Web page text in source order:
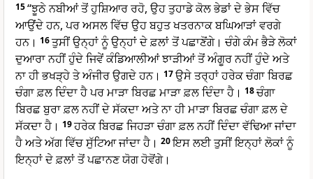
15“ਝੂਠੇ ਨਬੀਆਂ ਤੋਂ ਹੁਸ਼ਿਆਰ ਰਹੋ, ਉਹ ਤੁਹਾਡੇ ਕੋਲ ਭੇਡਾਂ ਦੇ ਭੇਸ ਵਿੱਚ
ਆਉਂਦੇ ਹਨ, ਪਰ ਅਸਲ ਵਿੱਚ ਉਹ ਬਹੁਤ ਖਤਰਨਾਕ ਬਘਿਆੜਾਂ ਵਰਗੇ
ਹਨ। 16ਤੁਸੀਂ ਉਨ੍ਹਾਂ ਨੂੰ ਉਨ੍ਹਾਂ ਦੇ ਫ਼ਲਾਂ ਤੋਂ ਪਛਾਣੋਂਗੇ। ਚੰਗੇ ਕੰਮ ਭੈੜੇ ਲੋਕਾਂ
ਦੁਆਰਾ ਨਹੀਂ ਹੁੰਦੇ ਜਿਵੇਂ ਕੰਡਿਆਲੀਆਂ ਝਾੜੀਆਂ ਤੋਂ ਅੰਗੂਰ ਨਹੀਂ ਹੁੰਦੇ ਅਤੇ
ਨਾ ਹੀ ਭਖੜ੍ਹੇ ਤੇ ਅੰਜੀਰ ਉਗਦੇ ਹਨ। 17ਉਸੇ ਤਰ੍ਹਾਂ ਹਰੇਕ ਚੰਗਾ ਬਿਰਛ
ਚੰਗਾ ਫ਼ਲ ਦਿੰਦਾ ਹੈ ਪਰ ਮਾੜਾ ਬਿਰਛ ਮਾੜਾ ਫ਼ਲ ਦਿੰਦਾ ਹੈ। 18ਚੰਗਾ
ਬਿਰਛ ਬੁਰਾ ਫ਼ਲ ਨਹੀਂ ਦੇ ਸੱਕਦਾ ਅਤੇ ਨਾ ਹੀ ਮਾੜਾ ਬਿਰਛ ਚੰਗਾ ਫ਼ਲ ਦੇ
ਸੱਕਦਾ ਹੈ। 19ਹਰੇਕ ਬਿਰਛ ਜਿਹੜਾ ਚੰਗਾ ਫ਼ਲ ਨਹੀਂ ਦਿੰਦਾ ਵੱਢਿਆ ਜਾਂਦਾ
ਹੈ ਅਤੇ ਅੱਗ ਵਿੱਚ ਸੁੱਟਿਆ ਜਾਂਦਾ ਹੈ। 20ਇਸ ਲਈ ਤੁਸੀਂ ਇਨ੍ਹਾਂ ਲੋਕਾਂ ਨੂੰ
ਇਨ੍ਹਾਂ ਦੇ ਫ਼ਲਾਂ ਤੋਂ ਪਛਾਨਣ ਯੋਗ ਹੋਵੋਂਗੇ।